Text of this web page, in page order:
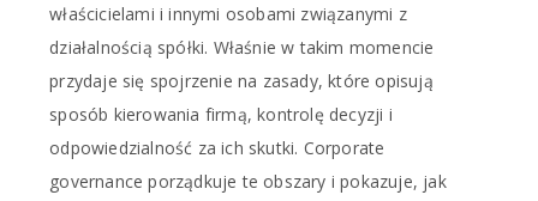
właścicielami i innymi osobami związanymi z
działalnością spółki. Właśnie w takim momencie
przydaje się spojrzenie na zasady, które opisują
sposób kierowania firmą, kontrolę decyzji i
odpowiedzialność za ich skutki. Corporate
governance porządkuje te obszary i pokazuje, jak